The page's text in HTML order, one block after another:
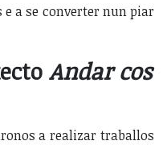
a se converter nun piar
Andar cos
a realizar traballos